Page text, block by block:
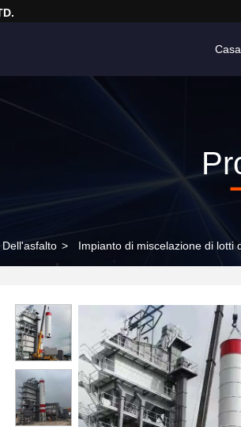
Casa
> Impianto di miscelazione di lotti